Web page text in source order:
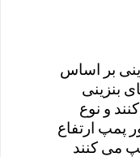
بر اساس
بنزینی
می کنند و نوع
پمپ ارتفاع